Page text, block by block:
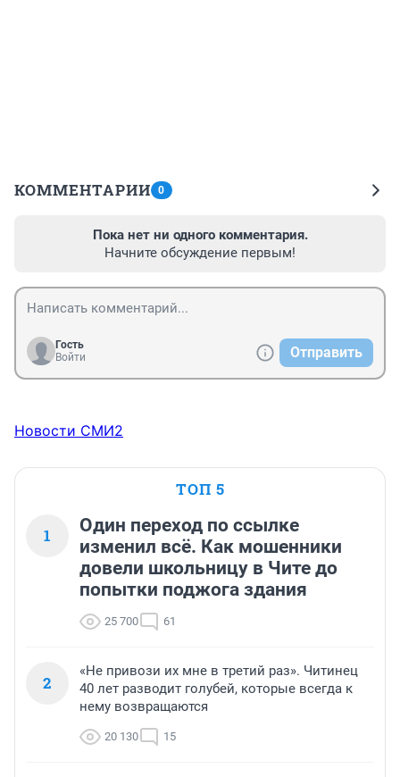
КОММЕНТАРИИ 0
Пока нет ни одного комментария.
Начните обсуждение первым!
Гость
Войти
Отправить
Новости СМИ2
ТОП 5
1
Один переход по ссылке
изменил всё. Как мошенники
довели школьницу в Чите до
попытки поджога здания
25 700 61
2
«Не привози их мне в третий раз». Читинец
40 лет разводит голубей, которые всегда к
нему возвращаются
20 130 15